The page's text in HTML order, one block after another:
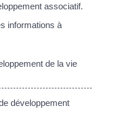
associatif.
informations à
de la vie
développement